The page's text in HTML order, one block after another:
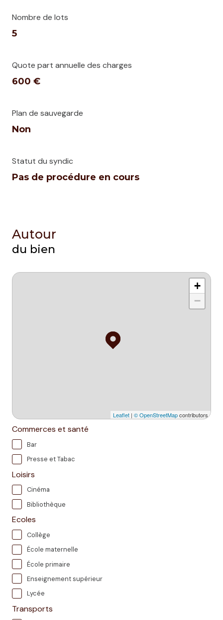
Nombre de lots
5
Quote part annuelle des charges
600 €
Plan de sauvegarde
Non
Statut du syndic
Pas de procédure en cours
Autour
du bien
+
−
Leaflet | © OpenStreetMapcontributors
Commerces et santé
Bar
Presse et Tabac
Loisirs
Cinéma
Bibliothèque
Ecoles
Collège
École maternelle
École primaire
Enseignement supérieur
Lycée
Transports